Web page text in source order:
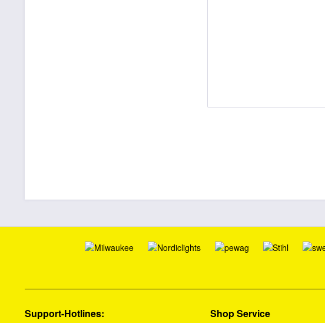
Support-Hotlines: Shop Service